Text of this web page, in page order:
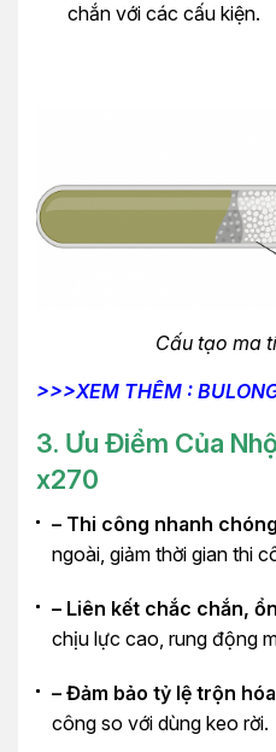
chắn với các cấu kiện.
Cấu tạo ma
>>>XEM THÊM :
3. Ưu Điểm Của
x270
– Thi công nhanh chóng
ngoài, giảm thời gian thi
– Liên kết chắc chắn,
chịu lực cao, rung động
– Đảm bảo tỷ lệ trộn
công so với dùng keo rời.